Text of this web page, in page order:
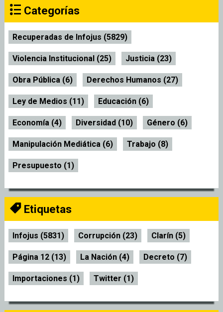
Categorías
Recuperadas de Infojus (5829)
Violencia Institucional (25) Justicia (23)
Obra Pública (6) Derechos Humanos (27)
Ley de Medios (11) Educación (6)
Economía (4) Diversidad (10) Género (6)
Manipulación Mediática (6) Trabajo (8)
Presupuesto (1)
Etiquetas
Infojus (5831) Corrupción (23) Clarín (5)
Página 12 (13) La Nación (4) Decreto (7)
Importaciones (1) Twitter (1)